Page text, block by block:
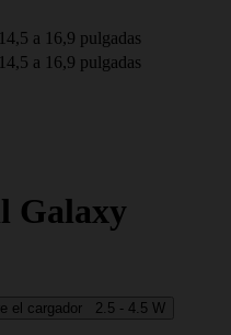
a 16,9 pulgadas
a 16,9 pulgadas
Galaxy
el cargador 2.5 - 4.5 W